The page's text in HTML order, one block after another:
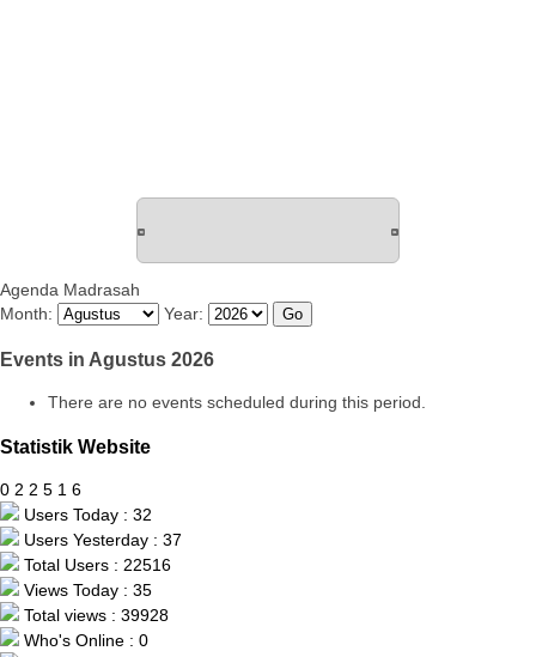
Agenda Madrasah
Month:
Year:
Events in Agustus 2026
There are no events scheduled during this period.
Statistik Website
0 2 2 5 1 6
Users Today : 32
Users Yesterday : 37
Total Users : 22516
Views Today : 35
Total views : 39928
Who's Online : 0